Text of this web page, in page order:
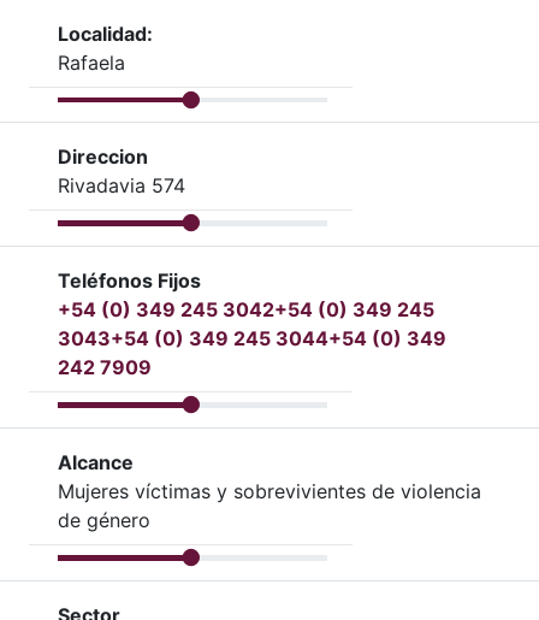
Localidad:
Rafaela
Direccion
Rivadavia 574
Teléfonos Fijos
+54 (0) 349 245 3042+54 (0) 349 245
3043+54 (0) 349 245 3044+54 (0) 349
242 7909
Alcance
Mujeres víctimas y sobrevivientes de violencia
de género
Sector